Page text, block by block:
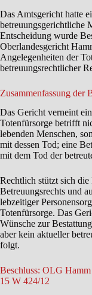
Das Amtsgericht hatte
betreuungsgerichtliche
Entscheidung wurde
Oberlandesgericht
Angelegenheiten der
betreuungsrechtlicher
Zusammenfassung der
Das Gericht verneint
Totenfürsorge betrifft
lebenden Menschen,
mit dessen Tod; eine
mit dem Tod der
Rechtlich stützt sich die
Betreuungsrechts und
lebzeitiger
Totenfürsorge. Das
Wünsche zur
aber kein aktueller
folgt.
Beschluss: OLG
15 W 424/12